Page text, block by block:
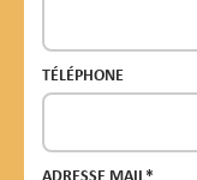
TÉLÉPHONE
ADRESSE MAIL*